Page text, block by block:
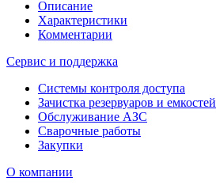
Описание
Характеристики
Комментарии
Сервис и поддержка
Системы контроля доступа
Зачистка резервуаров и емкостей
Обслуживание АЗС
Сварочные работы
Закупки
О компании